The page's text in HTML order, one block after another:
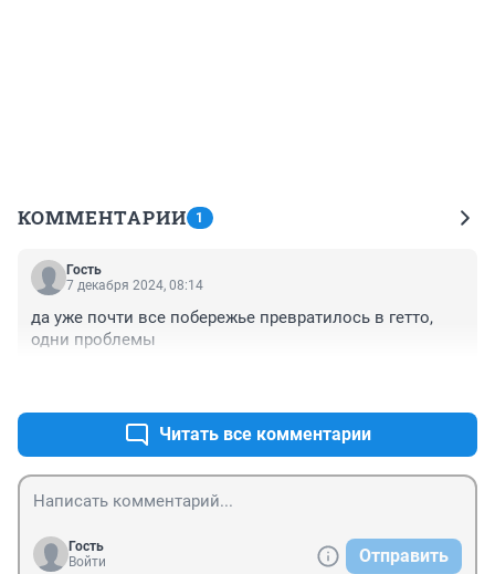
КОММЕНТАРИИ 1
Гость
7 декабря 2024, 08:14
да уже почти все побережье превратилось в гетто,
одни проблемы
Читать все комментарии
Гость
Войти
Отправить